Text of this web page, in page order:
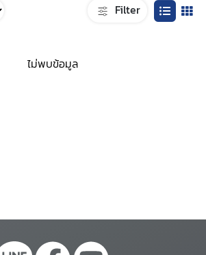
Filter
ไม่พบข้อมูล